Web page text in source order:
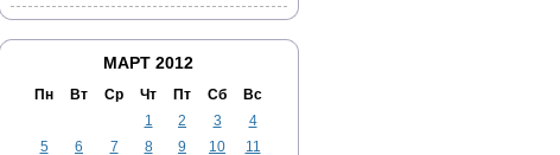
МАРТ 2012
Пн Вт Ср Чт Пт Сб Вс
1 2 3
4
5
6 7 8 9 10
11